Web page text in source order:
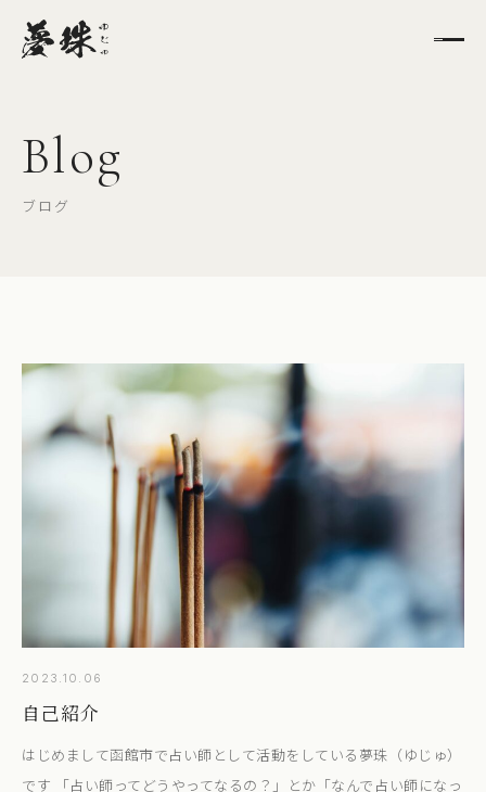
Blog
ブログ
2023.10.06
自己紹介
はじめまして函館市で占い師として活動をしている夢珠（ゆじゅ）
です 「占い師ってどうやってなるの？」とか「なんで占い師になっ